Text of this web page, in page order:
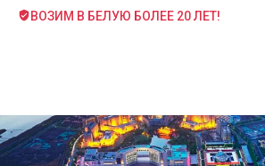
ВОЗИМ В БЕЛУЮ БОЛЕЕ 20 ЛЕТ!